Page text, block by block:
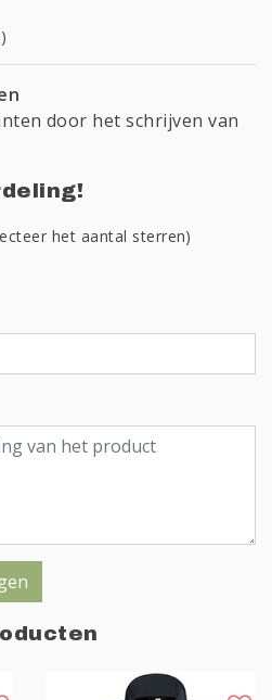
door het schrijven van
het aantal sterren)